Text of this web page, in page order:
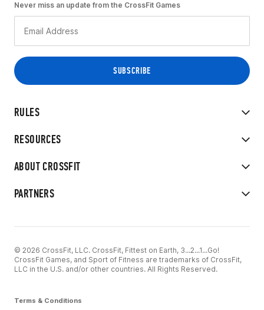
RULES
RESOURCES
ABOUT CROSSFIT
PARTNERS
Never miss an update from the CrossFit Games
© 2026 CrossFit, LLC. CrossFit, Fittest on Earth, 3...2...1...Go!
CrossFit Games, and Sport of Fitness are trademarks of CrossFit,
LLC in the U.S. and/or other countries. All Rights Reserved.
Terms & Conditions